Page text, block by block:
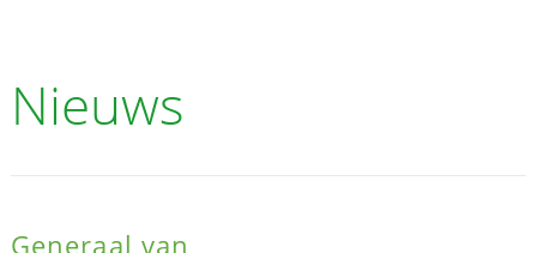
Nieuws
Generaal van